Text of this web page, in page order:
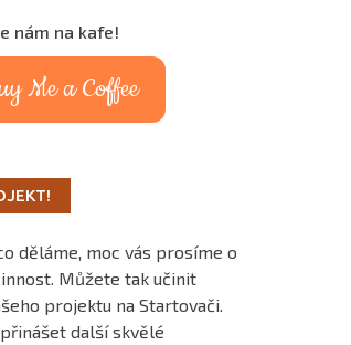
nám na kafe!
Me a Coffee
děláme, moc vás prosíme o
Můžete tak učinit
projektu na Startovači.
další skvělé